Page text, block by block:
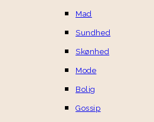
Mad
Sundhed
Skønhed
Mode
Bolig
Gossip